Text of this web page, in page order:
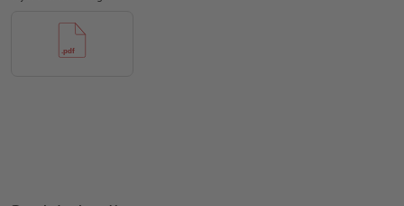
Hur skapar jag utskriftsdata korrekt?